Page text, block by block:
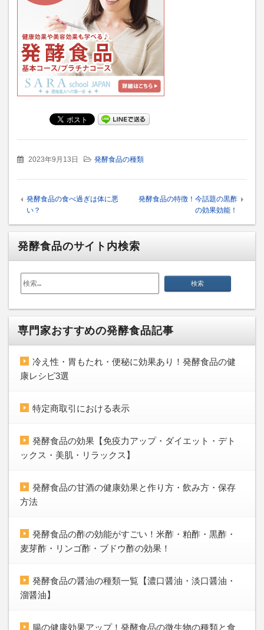
2023年9月13日 発酵食品の種類
発酵食品の食べ過ぎは体に悪
い？
発酵食品の特徴！今話題の黒酢
の効果効能！
発酵食品のサイト内検索
検
専門家おすすめの発酵食品記事
冷え性・胃もたれ・便秘に効果あり！発酵食品の健
康レシピ3選
特定商取引における表示
発酵食品の効果【免疫力アップ・ダイエット・デト
ックス・美肌・リラックス】
発酵食品の甘酒の健康効果と作り方・飲み方・保存
方法
発酵食品の酢の効能がすごい！米酢・粕酢・黒酢・
麦芽酢・リンゴ酢・ブドウ酢の効果！
発酵食品の醤油の種類一覧【濃口醤油・淡口醤油・
溜醤油】
腸の健康効果アップ！発酵食品の微生物の種類と食